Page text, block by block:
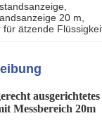
20 m
ätzende
Messbereich 20m